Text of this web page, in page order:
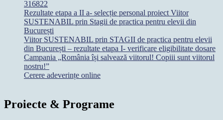
316822
Rezultate etapa a II a- selecție personal proiect Viitor
SUSTENABIL prin Stagii de practica pentru elevii din
București
Viitor SUSTENABIL prin STAGII de practica pentru elevii
din București – rezultate etapa I- verificare eligibilitate dosare
Campania „România își salvează viitorul! Copiii sunt viitorul
nostru!”
Cerere adeverințe online
Proiecte & Programe